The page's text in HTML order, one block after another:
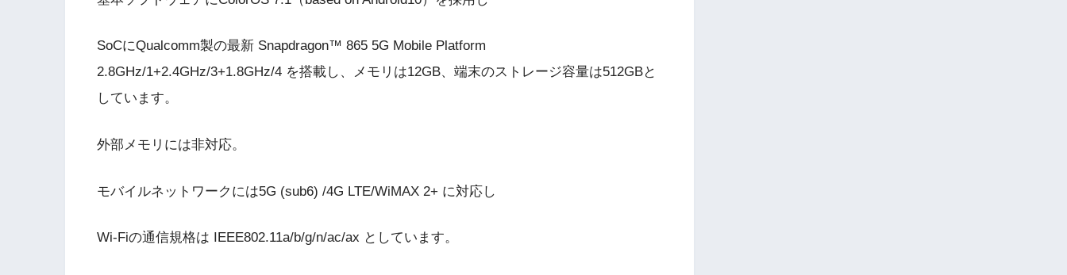
SoCにQualcomm製の最新 Snapdragon™ 865 5G Mobile Platform
2.8GHz/1+2.4GHz/3+1.8GHz/4 を搭載し、メモリは12GB、端末のストレージ容量は512GBと
しています。
外部メモリには非対応。
モバイルネットワークには5G (sub6) /4G LTE/WiMAX 2+ に対応し
Wi-Fiの通信規格は IEEE802.11a/b/g/n/ac/ax としています。